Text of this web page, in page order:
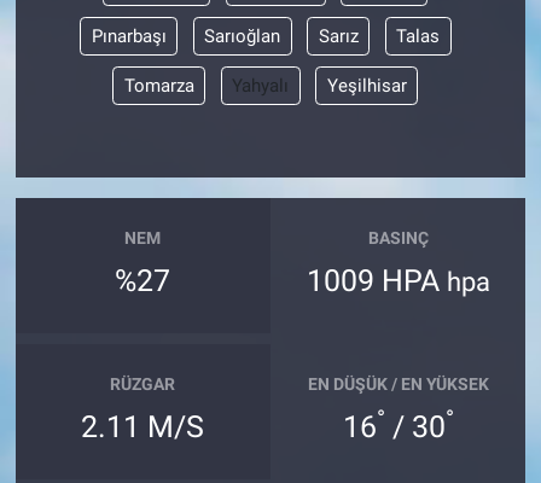
Pınarbaşı Sarıoğlan Sarız Talas
Tomarza Yahyalı Yeşilhisar
NEM
%27
BASINÇ
1009 HPA hpa
RÜZGAR
2.11 M/S
EN DÜŞÜK / EN YÜKSEK
16° / 30°